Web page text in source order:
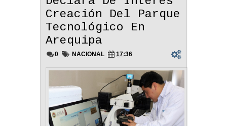
Creación Del Parque
Tecnológico En
Arequipa
0 NACIONAL 17:36